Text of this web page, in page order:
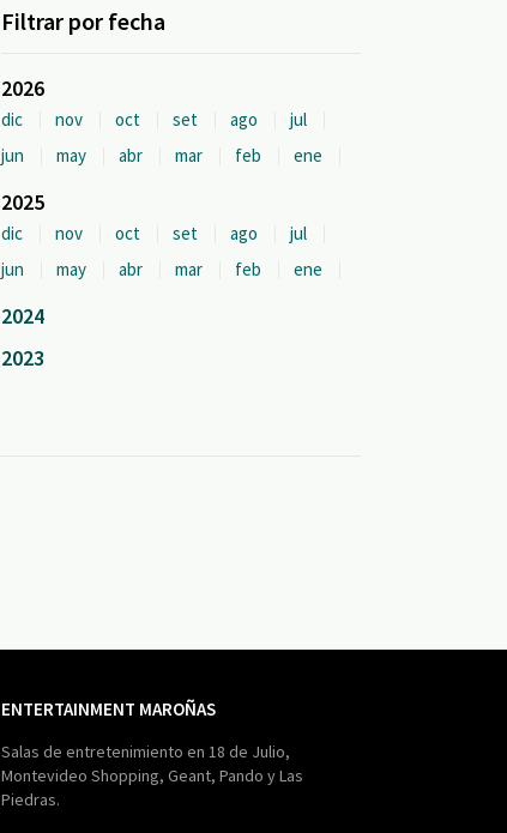
Filtrar por fecha
2026
dic nov oct set ago
jul
jun
may abr mar feb ene
2025
dic nov oct set ago
jul
jun
may abr mar feb ene
2024
2023
ENTERTAINMENT MAROÑAS
Salas de entretenimiento en 18 de Julio,
Montevideo Shopping, Geant, Pando y Las
Piedras.